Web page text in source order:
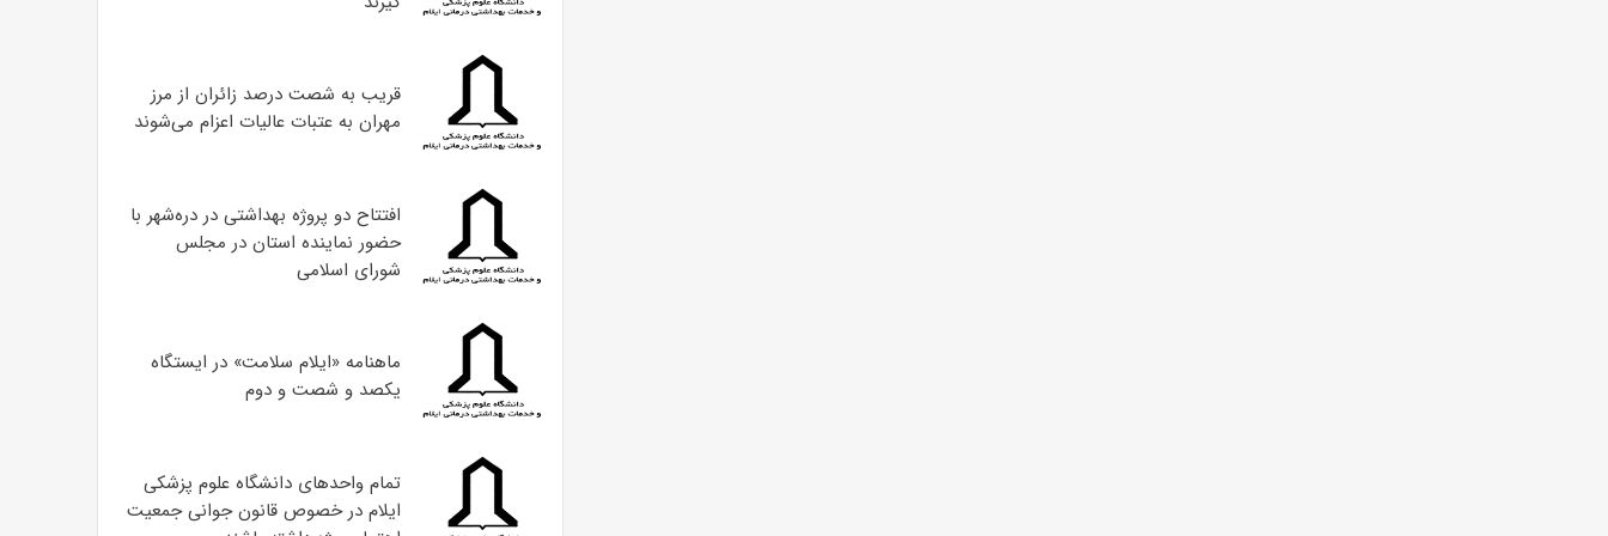
قریب به شصت درصد زائران از مرز
مهران به عتبات عالیات اعزام می‌شوند
افتتاح دو پروژه بهداشتی در دره‌شهر با
حضور نماینده استان در مجلس
شورای اسلامی
ماهنامه «ایلام سلامت» در ایستگاه
یکصد و شصت و دوم
تمام واحدهای دانشگاه علوم پزشکی
ایلام در خصوص قانون جوانی جمعیت